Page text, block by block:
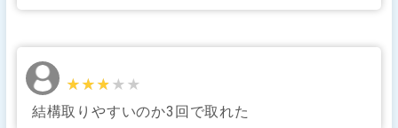
★★★★★
★★★★★
結構取りやすいのか3回で取れた